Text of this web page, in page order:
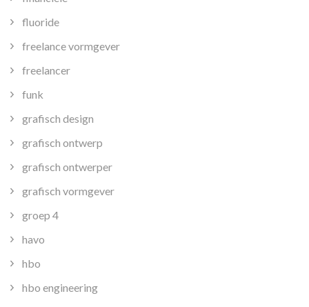
fluoride
freelance vormgever
freelancer
funk
grafisch design
grafisch ontwerp
grafisch ontwerper
grafisch vormgever
groep 4
havo
hbo
hbo engineering